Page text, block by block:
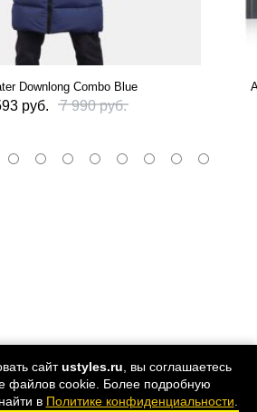
Downlong Combo Blue
руб. 7 990 руб.
сайтustyles.ru , вы соглашаетесь
файлов cookie. Более подробную
в Политике конфиденциальности